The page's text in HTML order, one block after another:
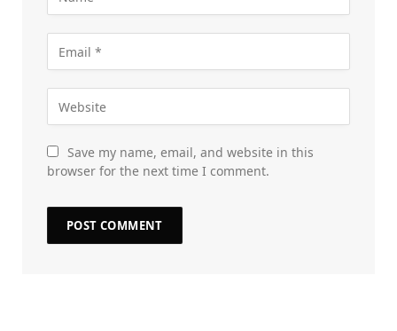
Save my name, email, and website in this
browser for the next time I comment.